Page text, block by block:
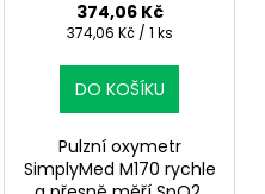
374,06 Kč
Měrná
374,06 Kč / 1 ks
DO KOŠÍKU
Pulzní oxymetr
SimplyMed M170 rychle